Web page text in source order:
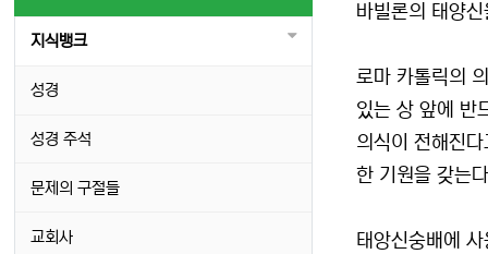
바빌론의 태양
로마 카톨릭의
있는 상 앞에 반
의식이 전해진
한 기원을 갖는
태앙신숭배에
지식뱅크
성경
성경 주석
문제의 구절들
교회사